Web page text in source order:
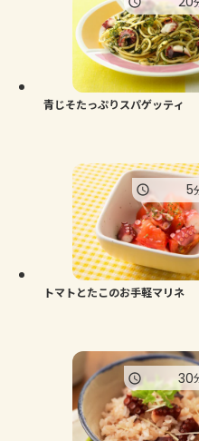
青じそたっぷりスパゲッティ
トマトとたこのお手軽マリネ
5
30